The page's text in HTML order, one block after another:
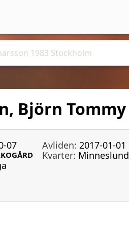
Björn Tommy
07 Avliden: 2017-01-01
Kvarter: Minneslund